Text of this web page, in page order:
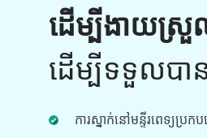
ដើម្បីងាយស្
ដើម្បីទទួលបា
ការស្នាក់នៅមន្ទីរពេទ្យប្
អត្ថប្រយោជន៍របស់យើង។
ការព្យាបាលក្រោយ
ការថែទាំ
ទទួលបានជំនួយផ្នែកវេជ្ជសាស្រ្ត និងអ្
អ្នកគ្រប់ពេលវេលា។ ការធ្វើបច្ចុប្បន្ន